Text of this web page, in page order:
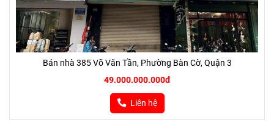
Bán nhà 385 Võ Văn Tần, Phường Bàn Cờ, Quận 3
49.000.000.000đ
Liên hệ